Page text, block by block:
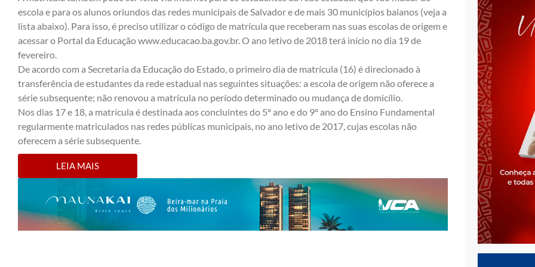
escola e para os alunos oriundos das redes municipais de Salvador e de mais 30 municípios baianos (veja a
lista abaixo). Para isso, é preciso utilizar o código de matrícula que receberam nas suas escolas de origem e
acessar o Portal da Educaçãowww.educacao.ba.gov.br. O ano letivo de 2018 terá início no dia 19 de
fevereiro.
De acordo com a Secretaria da Educação do Estado, o primeiro dia de matrícula (16) é direcionado à
transferência de estudantes da rede estadual nas seguintes situações: a escola de origem não oferece a
série subsequente; não renovou a matrícula no período determinado ou mudança de domicílio.
Nos dias 17 e 18, a matrícula é destinada aos concluintes do 5º ano e do 9º ano do Ensino Fundamental
regularmente matriculados nas redes públicas municipais, no ano letivo de 2017, cujas escolas não
oferecem a série subsequente.
LEIA MAIS